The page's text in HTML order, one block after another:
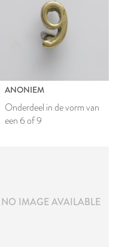
ANONIEM
Onderdeel in de vorm van
een 6 of 9
NO IMAGE AVAILABLE